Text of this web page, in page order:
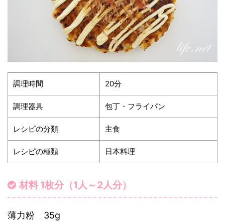
調理時間 20分
調理器具 包丁・フライパン
レシピの分類 主食
レシピの種類 日本料理
材料 1枚分（1人～2人分）
薄力粉 35g